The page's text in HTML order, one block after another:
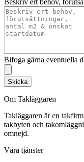
Beskriv ert behov,
Bifoga gärna eventuella
Skicka
Om Takläggaren
Takläggaren är en
takbyten och
omnejd.
Våra tjänster